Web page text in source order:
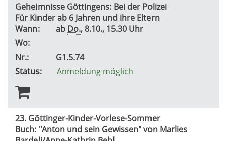
Geheimnisse Göttingens: Bei der Polizei
Für Kinder ab 6 Jahren und ihre Eltern
Wann:
ab Do., 8.10., 15.30 Uhr
Wo:
Nr.:
G1.5.74
Status:
Anmeldung möglich
23. Göttinger-Kinder-Vorlese-Sommer
Buch: "Anton und sein Gewissen" von Marlies